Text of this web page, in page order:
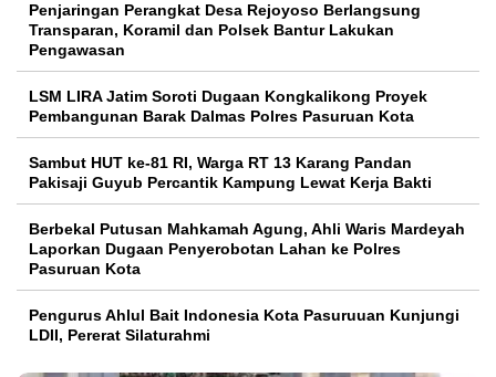
Penjaringan Perangkat Desa Rejoyoso Berlangsung
Transparan, Koramil dan Polsek Bantur Lakukan
Pengawasan
LSM LIRA Jatim Soroti Dugaan Kongkalikong Proyek
Pembangunan Barak Dalmas Polres Pasuruan Kota
Sambut HUT ke-81 RI, Warga RT 13 Karang Pandan
Pakisaji Guyub Percantik Kampung Lewat Kerja Bakti
Berbekal Putusan Mahkamah Agung, Ahli Waris Mardeyah
Laporkan Dugaan Penyerobotan Lahan ke Polres
Pasuruan Kota
Pengurus Ahlul Bait Indonesia Kota Pasuruuan Kunjungi
LDII, Pererat Silaturahmi